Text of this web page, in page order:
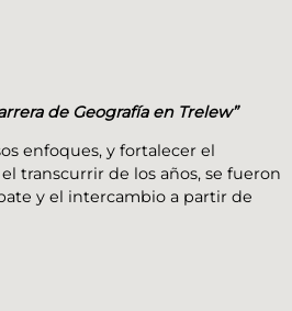
de Geografía en Trelew”
enfoques, y fortalecer el
transcurrir de los años, se fueron
y el intercambio a partir de